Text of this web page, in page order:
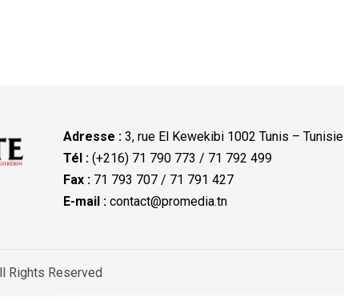
Adresse : 3, rue El Kewekibi 1002 Tunis – Tunisie
Tél :(+216) 71 790 773 / 71 792 499
Fax :71 793 707 / 71 791 427
E-mail : contact@promedia.tn
Rights Reserved